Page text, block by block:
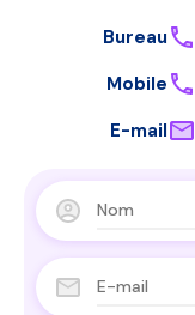
Bureau
Mobile
E-mail